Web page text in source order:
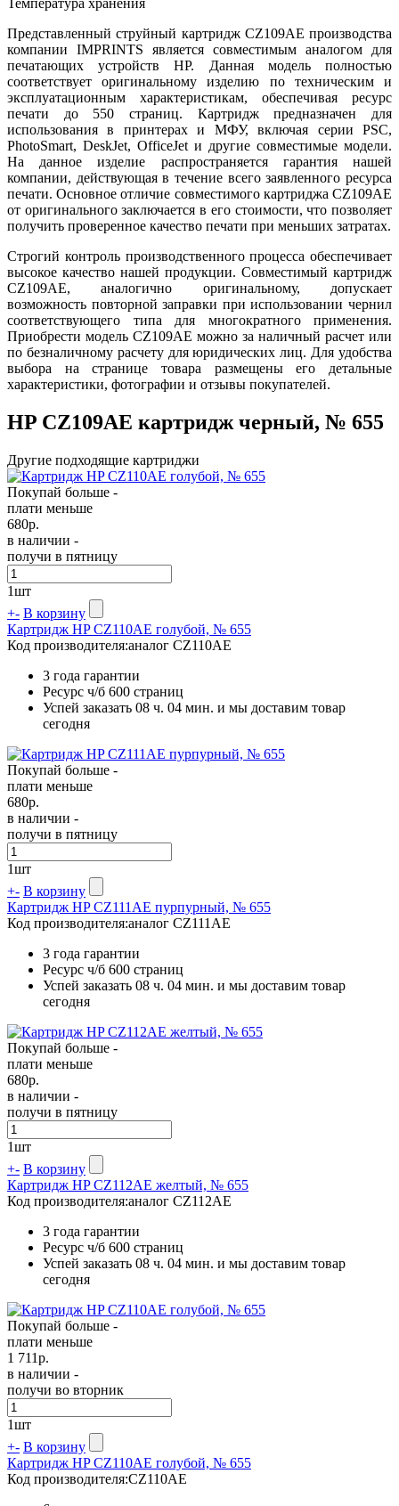
Температура хранения
Представленный струйный картридж CZ109AE производства
компании IMPRINTS является совместимым аналогом для
печатающих устройств HP. Данная модель полностью
соответствует оригинальному изделию по техническим и
эксплуатационным характеристикам, обеспечивая ресурс
печати до 550 страниц. Картридж предназначен для
использования в принтерах и МФУ, включая серии PSC,
PhotoSmart, DeskJet, OfficeJet и другие совместимые модели.
На данное изделие распространяется гарантия нашей
компании, действующая в течение всего заявленного ресурса
печати. Основное отличие совместимого картриджа CZ109AE
от оригинального заключается в его стоимости, что позволяет
получить проверенное качество печати при меньших затратах.
Строгий контроль производственного процесса обеспечивает
высокое качество нашей продукции. Совместимый картридж
CZ109AE, аналогично оригинальному, допускает
возможность повторной заправки при использовании чернил
соответствующего типа для многократного применения.
Приобрести модель CZ109AE можно за наличный расчет или
по безналичному расчету для юридических лиц. Для удобства
выбора на странице товара размещены его детальные
характеристики, фотографии и отзывы покупателей.
HP CZ109AE картридж черный, № 655
Другие подходящие картриджи
Покупай больше -
плати меньше
680р.
в наличии -
получи в пятницу
1шт
+- В корзину
Картридж HP CZ110AE голубой, № 655
Код производителя:аналог CZ110AE
3 года гарантии
Ресурс ч/б 600 страниц
Успей заказать 08 ч. 04 мин. и мы доставим товар
сегодня
Покупай больше -
плати меньше
680р.
в наличии -
получи в пятницу
1шт
+- В корзину
Картридж HP CZ111AE пурпурный, № 655
Код производителя:аналог CZ111AE
3 года гарантии
Ресурс ч/б 600 страниц
Успей заказать 08 ч. 04 мин. и мы доставим товар
сегодня
Покупай больше -
плати меньше
680р.
в наличии -
получи в пятницу
1шт
+- В корзину
Картридж HP CZ112AE желтый, № 655
Код производителя:аналог CZ112AE
3 года гарантии
Ресурс ч/б 600 страниц
Успей заказать 08 ч. 04 мин. и мы доставим товар
сегодня
Покупай больше -
плати меньше
1 711р.
в наличии -
получи во вторник
1шт
+- В корзину
Картридж HP CZ110AE голубой, № 655
Код производителя:CZ110AE